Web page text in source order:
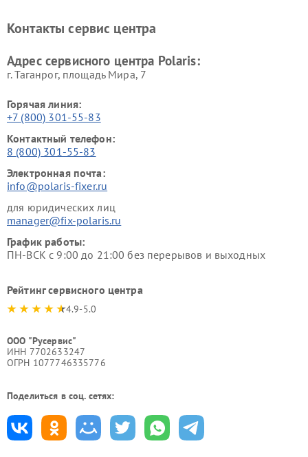
Контакты сервис центра
Адрес сервисного центра Polaris:
г. Таганрог, площадь Мира, 7
Горячая линия:
+7 (800) 301-55-83
Контактный телефон:
8 (800) 301-55-83
Электронная почта:
info@polaris-fixer.ru
для юридических лиц
manager@fix-polaris.ru
График работы:
ПН-ВСК с 9:00 до 21:00 без перерывов и выходных
Рейтинг сервисного центра
4.9-5.0
ООО "Русервис"
ИНН 7702633247
ОГРН 1077746335776
Поделиться в соц. сетях: